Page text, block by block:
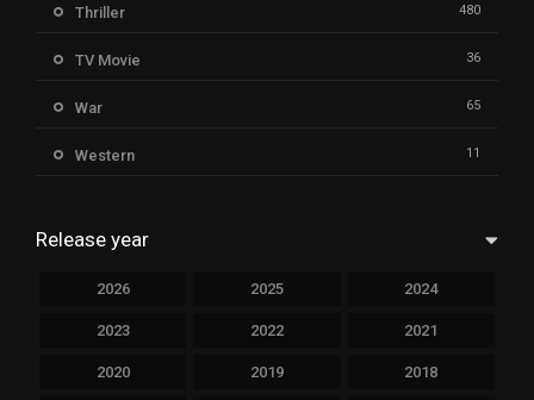
Thriller 480
TV Movie 36
War 65
Western 11
Release year
2026 2025 2024
2023 2022 2021
2020 2019 2018